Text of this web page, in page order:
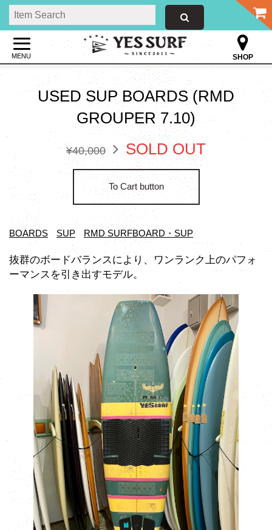
MENU SHOP
USED SUP BOARDS (RMD
GROUPER 7.10)
¥40,000 SOLD OUT
To Cart button
BOARDS SUP RMD SURFBOARD・SUP
抜群のボードバランスにより、ワンランク上のパフォ
ーマンスを引き出すモデル。